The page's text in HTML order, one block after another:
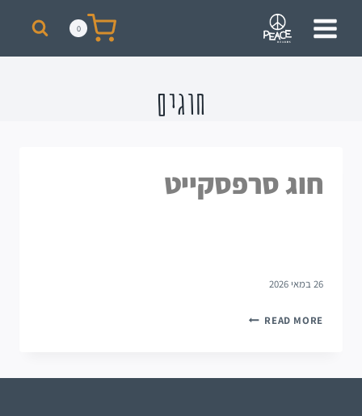
0
חוגים
חוג סרפסקייט
26 במאי 2026
READ MORE